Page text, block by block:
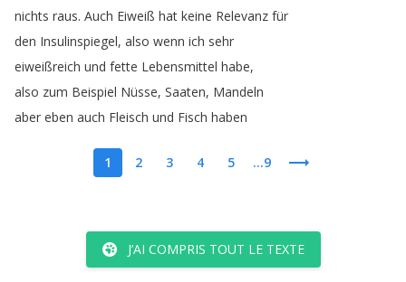
nichts raus. Auch Eiweiß hat keine Relevanz für
den Insulinspiegel, also wenn ich sehr
eiweißreich und fette Lebensmittel habe,
also zum Beispiel Nüsse, Saaten, Mandeln
aber eben auch Fleisch und Fisch haben
1 2 3 4 5 ...9
J’AI COMPRIS TOUT LE TEXTE